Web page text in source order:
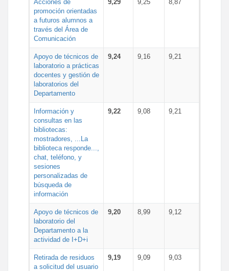
Acciones de
promoción orientadas
a futuros alumnos a
través del Área de
Comunicación
9,29 9,25 8,87
Apoyo de técnicos de
laboratorio a prácticas
docentes y gestión de
laboratorios del
Departamento
9,24 9,16 9,21
Información y
consultas en las
bibliotecas:
mostradores, ...La
biblioteca responde...,
chat, teléfono, y
sesiones
personalizadas de
búsqueda de
información
9,22 9,08 9,21
Apoyo de técnicos de
laboratorio del
Departamento a la
actividad de I+D+i
9,20 8,99 9,12
Retirada de residuos
a solicitud del usuario
9,19 9,09 9,03